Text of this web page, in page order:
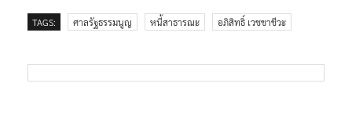
TAGS: ศาลรัฐธรรมนูญ หนี้สาธารณะ อภิสิทธิ์ เวชชาชีวะ